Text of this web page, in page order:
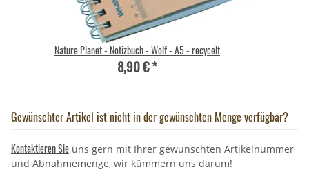
Nature Planet - Notizbuch - Wolf - A5 - recycelt
8,90 €*
Gewünschter Artikel ist nicht in der gewünschten Menge verfügbar?
Kontaktieren Sie uns gern mit Ihrer gewünschten Artikelnummer
und Abnahmemenge, wir kümmern uns darum!